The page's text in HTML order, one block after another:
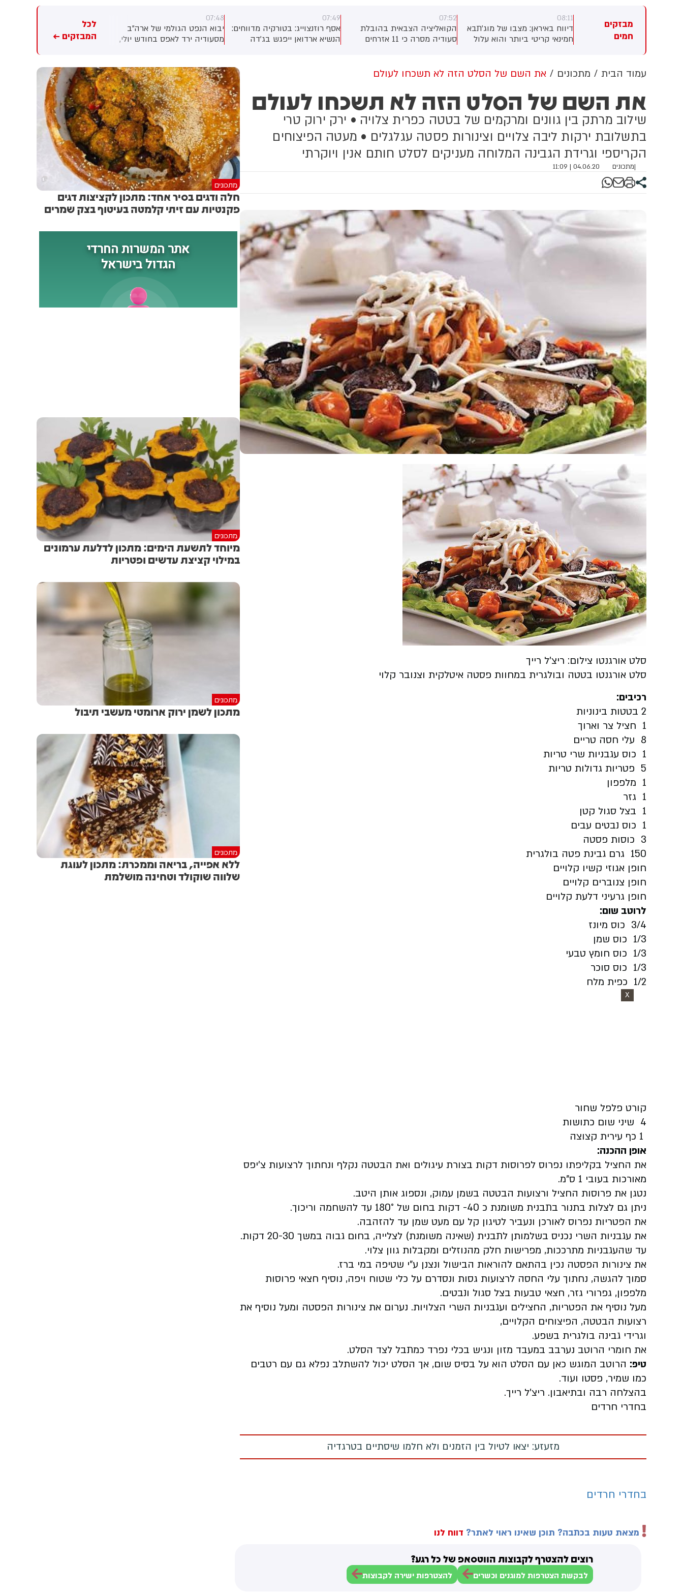
מבזקים
חמים
פישר: שדה התעופה בקטניה
נסגר להמראות
בשל התפרצות
08:11
דיווח באיראן: מצבו של מוג'תבא
חמינאי קריטי ביותר והוא עלול
לאתר האופוזיציה IranWire כי
הבכירים ביותר במשטר.
לדבריהם, חמינאי לא נפגש עם
אף חבר קבינט מאז התקיפה
האמריקנית שבה נהרג אביו ובני
משפחה נוספים.
07:52
הקואליציה הצבאית בהובלת
סעודיה מסרה כי 11 אזרחים
הפצועים - ילד בן 4.
07:49
אסף רוזנצוייג: בטורקיה מדווחים:
הנשיא ארדואן ייפגש בג'דה
הפעולה הביטחוני בין המדינות
07:48
יבוא הנפט הגולמי של ארה"ב
מסעודיה ירד לאפס בחודש יולי,
שהעבירו את כל רכישותהנפט
של ארה"ב לוונצואלה. מקור:
בלומברג
מחירי הנחושת זינקו אמש לשיא
לכל
המבזקים ←
עמוד הבית מתכונים את השם של הסלט הזה לא תשכחו לעולם
את השם של הסלט הזה לא תשכחו לעולם
שילוב מרתק בין גוונים ומרקמים של בטטה כפרית צלויה • ירק ירוק טרי
בתשלובת ירקות ליבה צלויים וצינורות פסטה עגלגלים • מעטה הפיצוחים
הקריספי וגרידת הגבינה המלוחה מעניקים לסלט חותם אנין ויוקרתי
|מתכונים 04.06.20 | 11:09
סלט אורגנטו צילום: ריצ'ל רייך
סלט אורגנטו בטטה ובולגרית במחוות פסטה איטלקית וצנובר קלוי
רכיבים:
2 בטטות בינוניות
1 חציל צר וארוך
8 עלי חסה טריים
1 כוס עגבניות שרי טריות
5 פטריות גדולות טריות
1 מלפפון
1 גזר
1 בצל סגול קטן
1 כוס נבטים עבים
3 כוסות פסטה
150 גרם גבינת פטה בולגרית
חופן אגוזי קשיו קלויים
חופן צנוברים קלויים
חופן גרעיני דלעת קלויים
לרוטב שום:
3/4 כוס מיונז
1/3 כוס שמן
1/3 כוס חומץ טבעי
1/3 כוס סוכר
1/2 כפית מלח
X
קורט פלפל שחור
4 שיני שום כתושות
אופן ההכנה:
את החציל בקליפתו נפרוס לפרוסות דקות בצורת עיגולים ואת הבטטה נקלף ונחתוך לרצועות צ'יפס
מאורכות בעובי 1 ס"מ.
נטגן את פרוסות החציל ורצועות הבטטה בשמן עמוק, ונספוג אותן היטב.
ניתן גם לצלות בתנור בתבנית משומנת כ 40- דקות בחום של 180° עד להשחמה וריכוך.
את הפטריות נפרוס לאורכן ונעביר לטיגון קל עם מעט שמן עד להזהבה.
את עגבניות השרי נכניס בשלמותן לתבנית (שאינה משומנת) לצלייה, בחום גבוה במשך 20-30 דקות.
עד שהעגבניות מתרככות, מפרישות חלק מהנוזלים ומקבלות גוון צלוי.
את צינורות הפסטה נכין בהתאם להוראות הבישול ונצנן ע"י שטיפה במי ברז.
סמוך להגשה, נחתוך עלי החסה לרצועות גסות ונסדרם על כלי שטוח ויפה, נוסיף חצאי פרוסות
מלפפון, גפרורי גזר, חצאי טבעות בצל סגול ונבטים.
מעל נוסיף את הפטריות, החצילים ועגבניות השרי הצלויות. נערום את צינורות הפסטה ומעל נוסיף את
רצועות הבטטה, הפיצוחים הקלויים,
וגרידי גבינה בולגרית בשפע.
את חומרי הרוטב נערבב במעבד מזון ונגיש בכלי נפרד כמתבל לצד הסלט.
טיפ: הרוטב המוגש כאן עם הסלט הוא על בסיס שום, אך הסלט יכול להשתלב נפלא גם עם רטבים
כמו שמיר, פסטו ועוד.
בהצלחה רבה ובתיאבון. ריצ'ל רייך.
בחדרי חרדים
מזעזע: יצאו לטיול בין הזמנים ולא חלמו שיסתיים בטרגדיה
בחדרי חרדים
מצאת טעות בכתבה? תוכן שאינו ראוי לאתר? דווח לנו
רוצים להצטרף לקבוצות הווטסאפ של כל רגע?
לבקשת הצטרפות למוגנים וכשרים להצטרפות ישירה לקבוצות
מתכונים
חלה ודגים בסיר אחד: מתכון לקציצות דגים
פקנטיות עם זיתי קלמטה בעיטוף בצק שמרים
מתכונים
מיוחד לתשעת הימים: מתכון לדלעת ערמונים
במילוי קציצת עדשים ופטריות
מתכונים
מתכון לשמן ירוק ארומטי מעשבי תיבול
מתכונים
ללא אפייה, בריאה וממכרת: מתכון לעוגת
שלווה שוקולד וטחינה מושלמת